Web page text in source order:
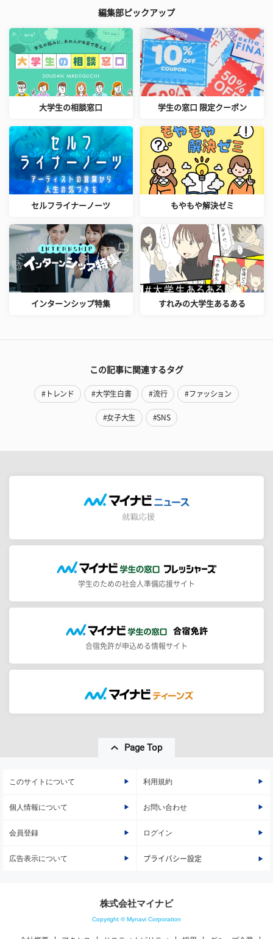
編集部ピックアップ
大学生の相談窓口 学生の窓口 限定クーポン
セルフライナーノーツ もやもや解決ゼミ
インターンシップ特集 すれみの大学生あるある
この記事に関連するタグ
#トレンド #大学生白書 #流行 #ファッション
#女子大生 #SNS
学生のための社会人準備応援サイト
合宿免許が申込める情報サイト
Page Top
このサイトについて 利用規約
個人情報について お問い合わせ
会員登録 ログイン
広告表示について プライバシー設定
株式会社マイナビ
Copyright © Mynavi Corporation